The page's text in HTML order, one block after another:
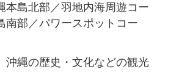
本島北部／羽地内海周遊コー
南部／パワースポットコー
沖縄の歴史・文化などの観光